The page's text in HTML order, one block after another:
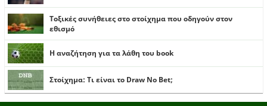
Τοξικές συνήθειες στο στοίχημα που οδηγούν στον
εθισμό
Η αναζήτηση για τα λάθη του book
Στοίχημα: Τι είναι το Draw No Bet;